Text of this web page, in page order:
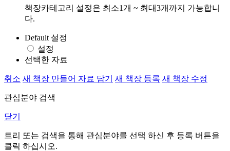
책장카테고리 설정은 최소1개 ~ 최대3개까지 가능합니
다.
Default 설정
설정
선택한 자료
취소 새 책장 만들어 자료 담기 새 책장 등록 새 책장 수정
관심분야 검색
닫기
트리 또는 검색을 통해 관심분야를 선택 하신 후 등록 버튼을
클릭 하십시오.